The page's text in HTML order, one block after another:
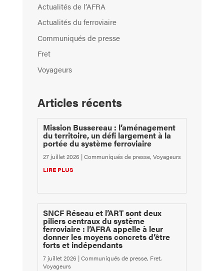
Actualités de l’AFRA
Actualités du ferroviaire
Communiqués de presse
Fret
Voyageurs
Articles récents
Mission Bussereau : l’aménagement
du territoire, un défi largement à la
portée du système ferroviaire
27 juillet 2026 |Communiqués de presse, Voyageurs
LIRE PLUS
SNCF Réseau et l’ART sont deux
piliers centraux du système
ferroviaire : l’AFRA appelle à leur
donner les moyens concrets d’être
forts et indépendants
7 juillet 2026 |Communiqués de presse, Fret,
Voyageurs